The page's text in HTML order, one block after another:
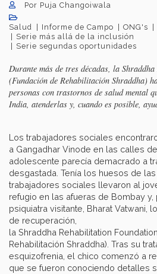
Por Puja Changoiwala
Salud Informe de Campo ONG's
Serie más allá de la inclusión
Serie segundas oportunidades
Durante más de tres décadas, la
(Fundación de Rehabilitación Shraddha)
personas con trastornos de salud mental
India, atenderlas y, cuando es posible,
Los trabajadores sociales
a Gangadhar Vinode en las calles
adolescente parecía demacrado a
desgastada. Tenía los huesos de
trabajadores sociales llevaron al
refugio en las afueras de Bombay
psiquiatra visitante, Bharat Vatwani,
de recuperación,
la Shraddha Rehabilitation
Rehabilitación Shraddha). Tras su
esquizofrenia, el chico comenzó a
que se fueron conociendo detalles